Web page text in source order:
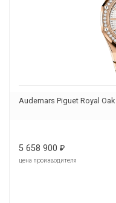
Audemars Piguet Royal
5 658 900 ₽
цена производителя